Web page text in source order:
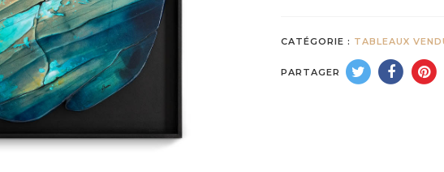
CATÉGORIE : TABLEAUX
PARTAGER